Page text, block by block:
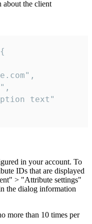
the client
text"
in your account. To
IDs that are displayed
> "Attribute settings"
the dialog information
more than 10 times per